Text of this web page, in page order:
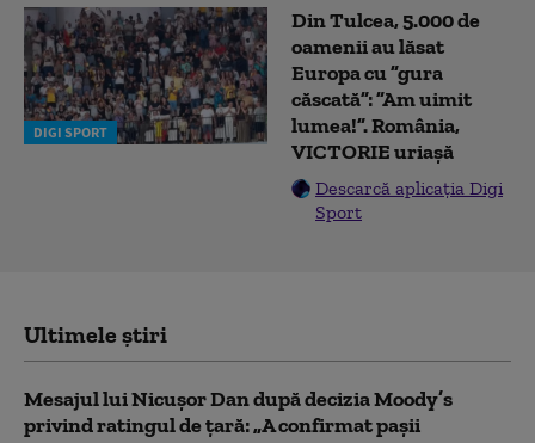
DIGI SPORT
Din Tulcea, 5.000 de
oamenii au lăsat
Europa cu ”gura
căscată”: ”Am uimit
lumea!”. România,
VICTORIE uriașă
Descarcă aplicația Digi
Sport
Ultimele știri
Mesajul lui Nicușor Dan după decizia Moody’s
privind ratingul de țară: „A confirmat pașii